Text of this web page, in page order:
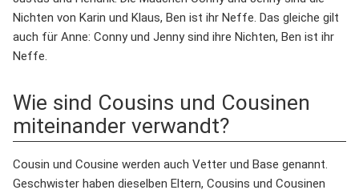
Nichten von Karin und Klaus, Ben ist ihr Neffe. Das gleiche gilt
auch für Anne: Conny und Jenny sind ihre Nichten, Ben ist ihr
Neffe.
Wie sind Cousins und Cousinen
miteinander verwandt?
Cousin und Cousine werden auch Vetter und Base genannt.
Geschwister haben dieselben Eltern, Cousins und Cousinen